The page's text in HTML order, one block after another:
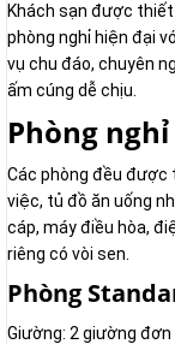
Khách sạn được
phòng nghỉ hiện đại
vụ chu đáo, chuyên
ấm cúng dễ chịu.
Phòng
Các phòng đều được
việc, tủ đồ ăn uống
cáp, máy điều hòa,
riêng có vòi sen.
Phòng
Giường: 2 giường